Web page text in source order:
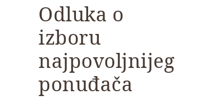
Odluka o
izboru
najpovoljnijeg
ponuđača